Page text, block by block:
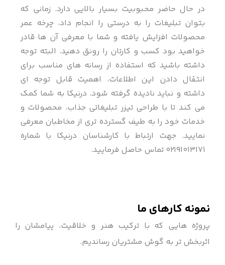
در حال حاضر محبوبیت بسیار بالایی دارد. زمانی که
بتوان تبلیغات را به درستی را انجام داد، چرخه عمر
محصولات افزایش یافته و شما با معرفی آن ها قادر
خواهید بود کسب و کارتان را رونق دهید. البته توجه
داشته باشید که استفاده از رسانه های مناسب برای
انتقال دادن این اطلاعات، اهمیت قابل توجه ای
داشته و نباید نادیده گرفته شود. درنیکا به شما کمک
می کند تا با طراحی تیزر تبلیغاتی جذاب، محصولات و
خدمات خود را به طیف گسترده تری از مخاطبان معرفی
نمایید. جهت ارتباط با کارشناسان درنیکا با شماره
02191013171 تماس حاصل فرمایید.
نمونه کارهای ما
پروژه هایی که با ترکیب هنر و خلاقیت، پیامشان را
اثربخش تر به گوش مشتریان رساندیم.